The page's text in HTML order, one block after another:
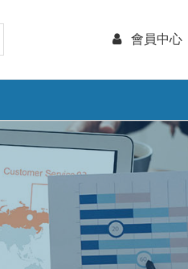
會員中心